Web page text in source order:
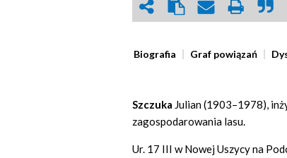
Biografia Graf powiązań
Szczuka Julian (1903–1978),
zagospodarowania lasu.
Ur. 17 III w Nowej Uszycy na